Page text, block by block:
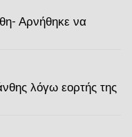
Αρνήθηκε να
λόγω εορτής της